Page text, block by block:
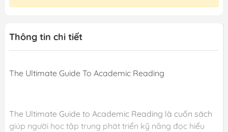
Thông tin chi tiết
The Ultimate Guide To Academic Reading
The Ultimate Guide to Academic Reading là cuốn sách
giúp người học tập trung phát triển kỹ năng đọc hiểu